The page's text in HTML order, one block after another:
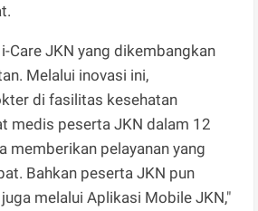
Care JKN yang dikembangkan
Melalui inovasi ini,
di fasilitas kesehatan
medis peserta JKN dalam 12
memberikan pelayanan yang
Bahkan peserta JKN pun
melalui Aplikasi Mobile JKN,"